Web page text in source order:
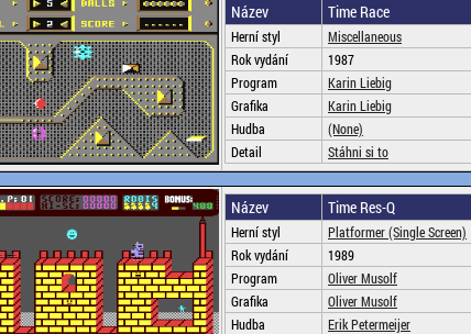
Název Time Race
Herní styl
Miscellaneous
Rok vydání
1987
Program
Karin Liebig
Grafika
Karin Liebig
Hudba
(None)
Detail
Stáhni si to
Název Time Res-Q
Herní styl
Platformer (Single Screen)
Rok vydání
1989
Program
Oliver Musolf
Grafika
Oliver Musolf
Hudba
Erik Petermeijer